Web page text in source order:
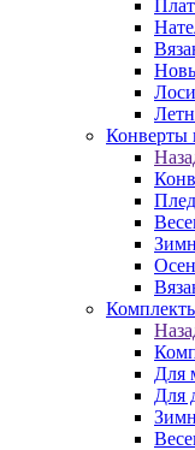
Конверты
Для
Для